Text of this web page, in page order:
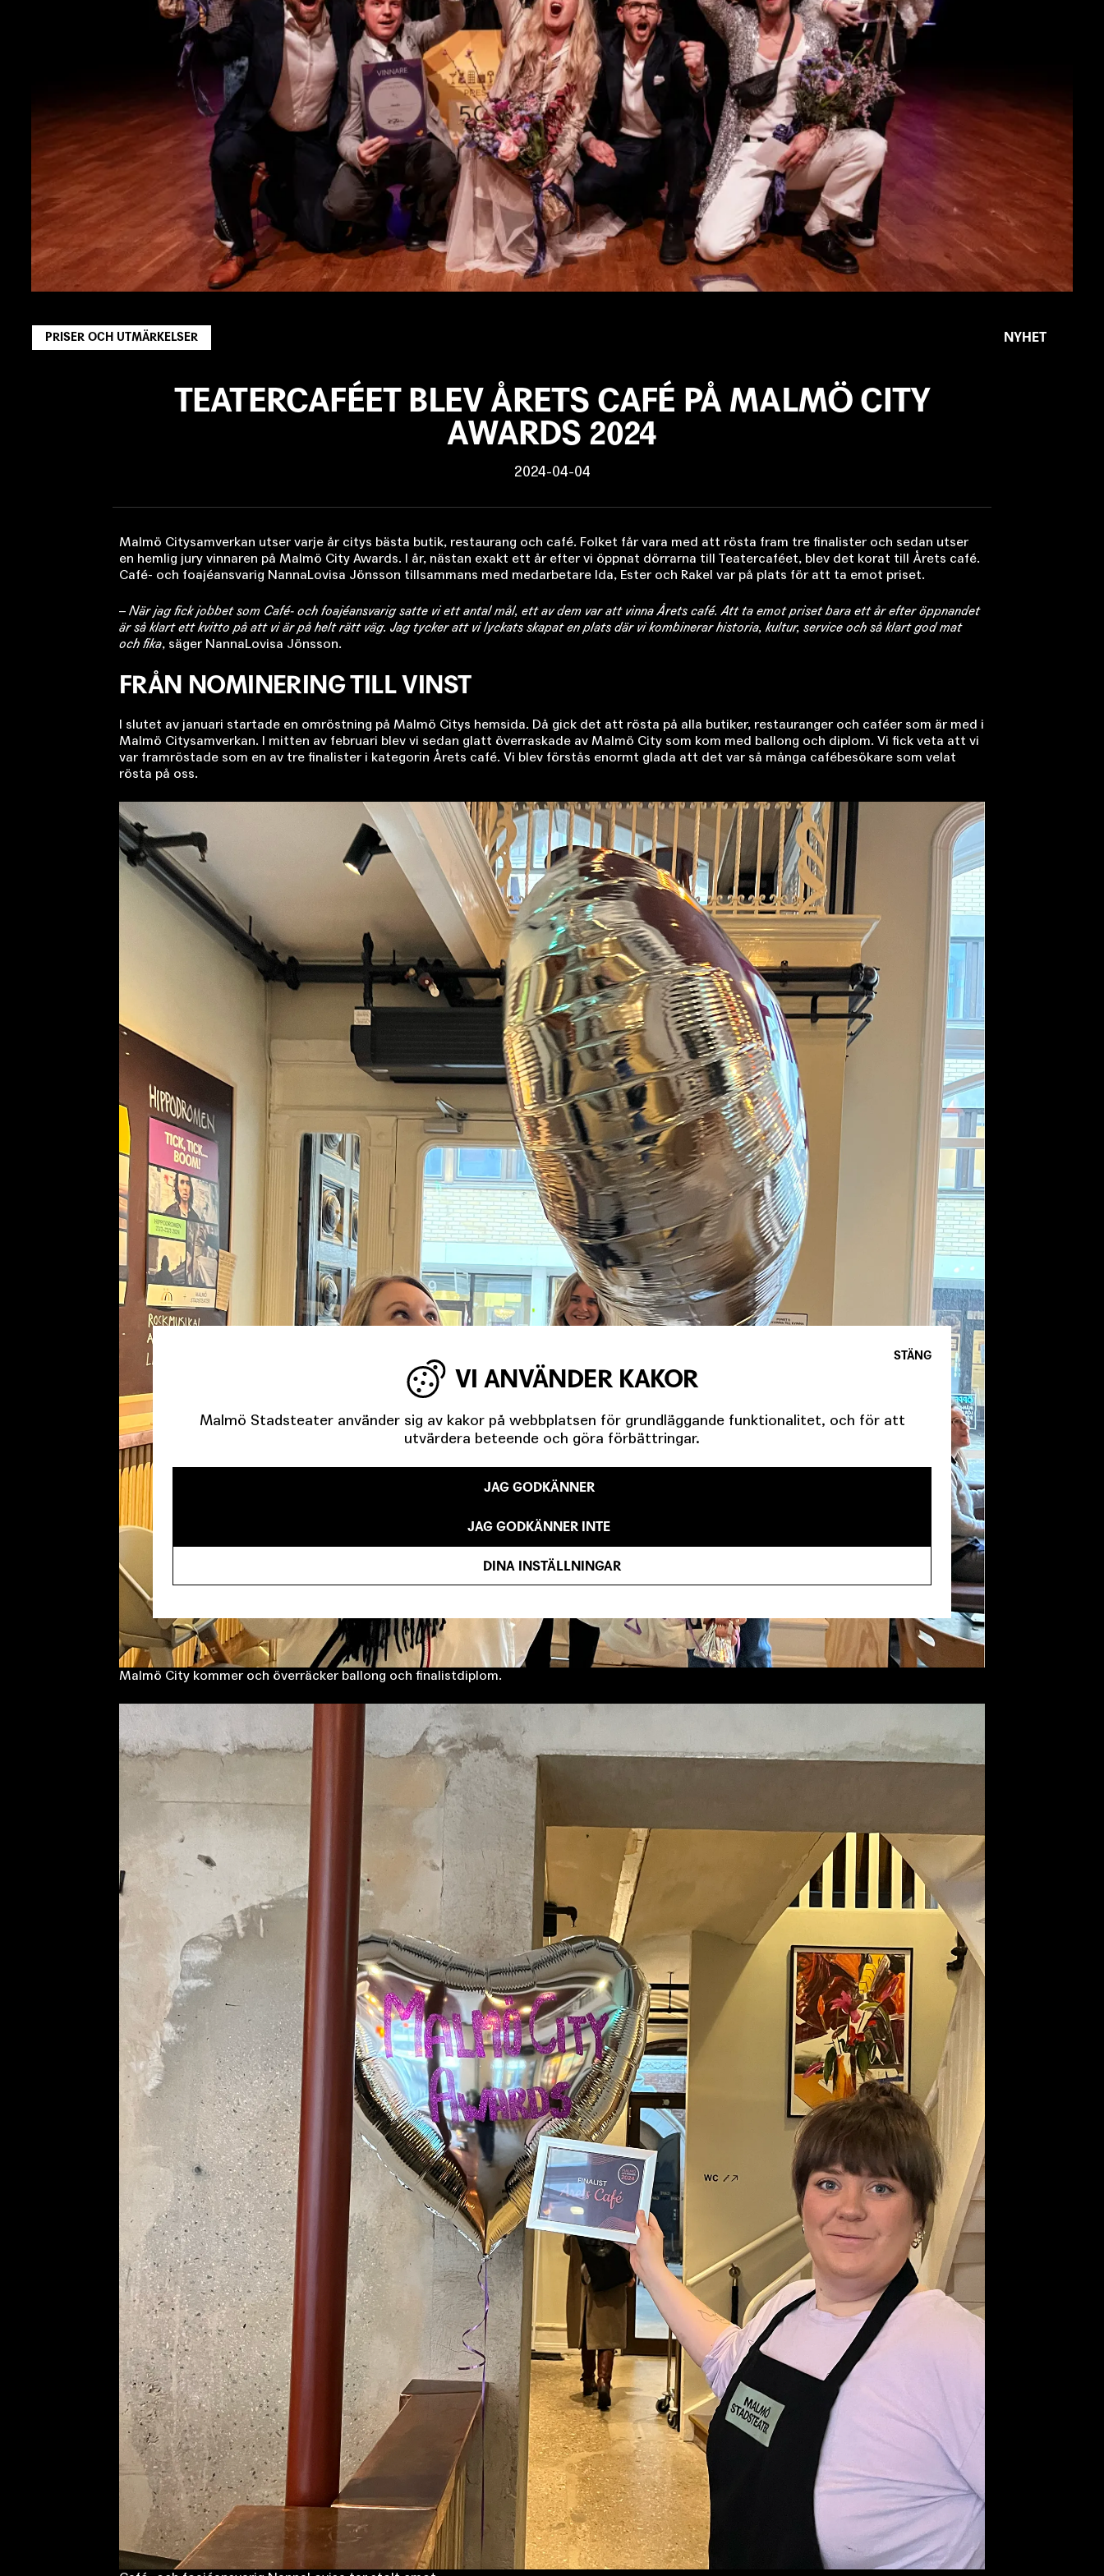
PRISER OCH UTMÄRKELSER NYHET
TEATERCAFÉET BLEV ÅRETS CAFÉ PÅ MALMÖ CITY
AWARDS 2024
2024-04-04
Malmö Citysamverkan utser varje år citys bästa butik, restaurang och café. Folket får vara med att rösta fram tre finalister och sedan utser
en hemlig jury vinnaren på Malmö City Awards. I år, nästan exakt ett år efter vi öppnat dörrarna till Teatercaféet, blev det korat till Årets café.
Café- och foajéansvarig NannaLovisa Jönsson tillsammans med medarbetare Ida, Ester och Rakel var på plats för att ta emot priset.
– När jag fick jobbet som Café- och foajéansvarig satte vi ett antal mål, ett av dem var att vinna Årets café. Att ta emot priset bara ett år efter öppnandet
är så klart ett kvitto på att vi är på helt rätt väg. Jag tycker att vi lyckats skapat en plats där vi kombinerar historia, kultur, service och så klart god mat
och fika, säger NannaLovisa Jönsson.
FRÅN NOMINERING TILL VINST
I slutet av januari startade en omröstning på Malmö Citys hemsida. Då gick det att rösta på alla butiker, restauranger och caféer som är med i
Malmö Citysamverkan. I mitten av februari blev vi sedan glatt överraskade av Malmö City som kom med ballong och diplom. Vi fick veta att vi
var framröstade som en av tre finalister i kategorin Årets café. Vi blev förstås enormt glada att det var så många cafébesökare som velat
rösta på oss.
Malmö City kommer och överräcker ballong och finalistdiplom.
STÄNG
VI ANVÄNDER KAKOR
Malmö Stadsteater använder sig av kakor på webbplatsen för grundläggande funktionalitet, och för att
utvärdera beteende och göra förbättringar.
JAG GODKÄNNER
JAG GODKÄNNER INTE
DINA INSTÄLLNINGAR